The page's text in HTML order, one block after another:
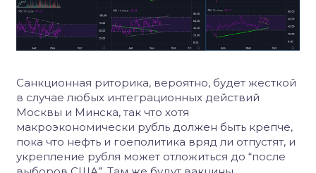
Санкционная риторика, вероятно, будет жесткой
в случае любых интеграционных действий
Москвы и Минска, так что хотя
макроэкономически рубль должен быть крепче,
пока что нефть и гоеполитика вряд ли отпустят, и
укрепление рубля может отложиться до “после